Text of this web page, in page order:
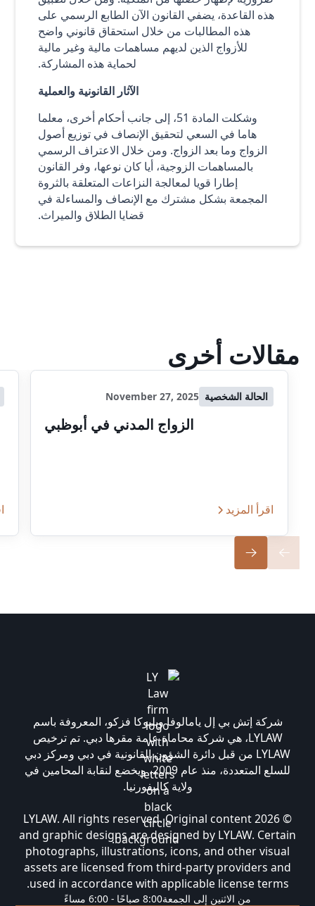
هذه القاعدة، يضفي القانون الآن الطابع الرسمي على
هذه المطالبات من خلال استحقاق قانوني واضح
للأزواج الذين لديهم مساهمات مالية وغير مالية
لحماية هذه المشاركة.
الآثار القانونية والعملية
وشكلت المادة 51، إلى جانب أحكام أخرى، معلما
هاما في السعي لتحقيق الإنصاف في توزيع أصول
الزواج وما بعد الزواج. ومن خلال الاعتراف الرسمي
بالمساهمات الزوجية، أيا كان نوعها، وفر القانون
إطارا قويا لمعالجة النزاعات المتعلقة بالثروة
المجمعة بشكل مشترك مع الإنصاف والمساءلة في
قضايا الطلاق والميراث.
مقالات أخرى
الحالة الشخصية November 27, 2025
الزواج المدني في أبوظبي
اقرأ المزيد
شركة إتش بي إل يامالوفا وبليوكا فزكو، المعروفة باسم
LYLAW، هي شركة محاماة عامة مقرها دبي. تم ترخيص
LYLAW من قبل دائرة الشؤون القانونية في دبي ومركز دبي
للسلع المتعددة، منذ عام 2009، ويخضع لنقابة المحامين في
ولاية كاليفورنيا.
© 2026 LYLAW. All rights reserved. Original content
and graphic designs are designed by LYLAW. Certain
photographs, illustrations, icons, and other visual
assets are licensed from third-party providers and
used in accordance with applicable license terms.
من الاثنين إلى الجمعة8:00 صباحًا - 6:00 مساءً